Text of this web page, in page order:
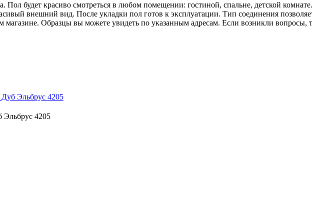
Пол будет красиво смотреться в любом помещении: гостиной, спальне, детской
внешний вид. После укладки пол готов к эксплуатации. Тип соединения
магазине. Образцы вы можете увидеть по указанным адресам. Если возникли вопросы,
Эльбрус 4205